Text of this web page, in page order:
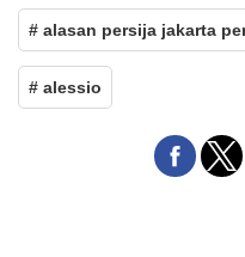
# alasan persija jakarta
# alessio